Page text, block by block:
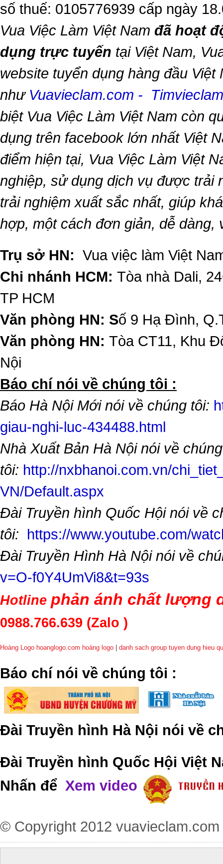
số thuế: 0105776939 cấp ngày
Vua Việc Làm Việt Nam đã hoạt
dụng trực tuyến tại Việt Nam,
website tuyển dụng hàng đầu Việt
như Vuavieclam.com -
biệt Vua Việc Làm Việt Nam còn
dụng trên facebook lớn nhất Việt
điểm hiện tại, Vua Việc Làm Việt
nghiệp, sử dụng dịch vụ được trải
trải nghiệm xuất sắc nhất, giúp
hợp, một cách đơn giản, dễ dàng,
Trụ sở HN: Vua việc làm Việt
Chi nhánh HCM: Tòa nhà Dali,
TP HCM
Văn phòng HN: Số 9 Hạ Đình,
Văn phòng HN: Tòa CT11, Khu
Nội
​Báo chí nói về chúng tôi :
Báo Hà Nội Mới nói về chúng tôi:
giau-nghi-luc-434488.html
Nhà Xuất Bản Hà Nội nói về chúng
tôi: http://nxbhanoi.com.vn/
VN/Default.aspx
Đài Truyền hình Quốc Hội nói về
tôi: https://www.youtube.com/
Đài Truyền Hình Hà Nội nói về
v=O-f0Y4UmVi8&t=93s
Hotline phản ánh chất lượng
0988.766.639 (Zalo )
Hoàng Logo hoanglogo.com hoàng logo danh sach group tuyen dung hieu
​Báo chí nói về chúng tôi :
Đài Truyền hình Hà Nội nói về
Đài Truyền hình Quốc Hội Việt
Nhấn để Xem video
© Copyright 2012 vuavieclam.com